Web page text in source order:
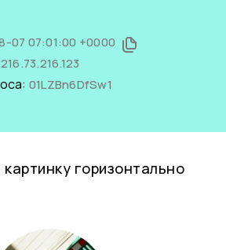
07 07:01:00 +0000
216.73.216.123
01LZBn6DfSw1
горизонтально